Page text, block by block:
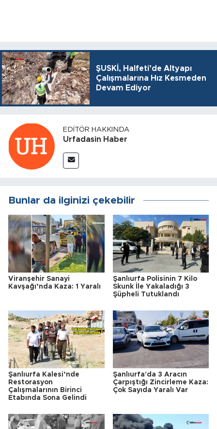
ŞUSKİ, Halfeti’de Altyapı
Çalışmalarına Hız Kesmeden
Devam Ediyor
EDITÖR HAKKINDA
Urfadasin Haber
Bunlar da ilginizi çekebilir
Viranşehir Sanayi
Kavşağı’nda Kaza: 1 Yaralı
Şanlıurfa Polisinin 7 Kilo
Skunk İle Yakaladığı 3
Şüpheli Tutuklandı
Şanlıurfa Kalesi’nde
Restorasyon
Çalışmalarının Birinci
Etabında Sona Gelindi
Şanlıurfa'da 3 Aracın
Çarpıştığı Zincirleme Kaza:
Çok Sayıda Yaralı Var